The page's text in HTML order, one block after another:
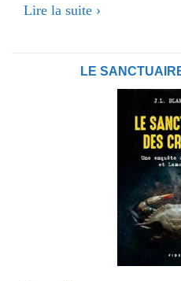
Lire la suite ›
LE